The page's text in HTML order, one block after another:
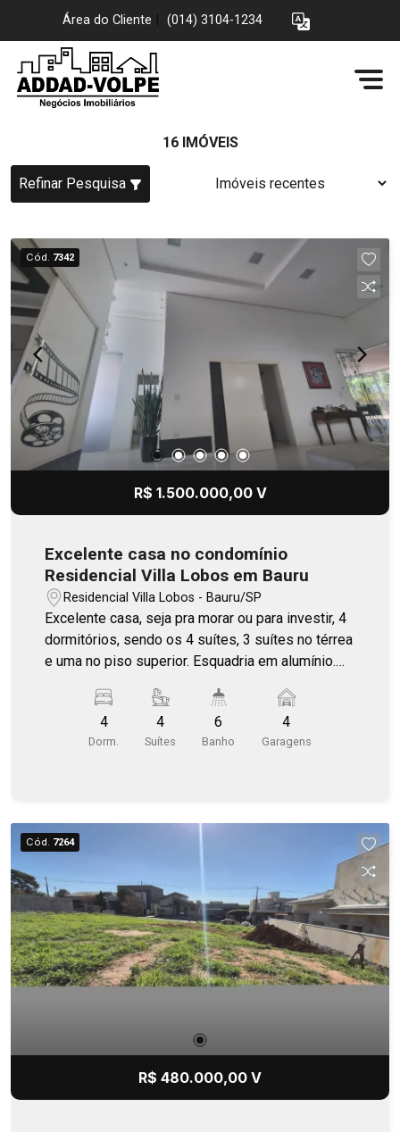
Área do Cliente (014) 3104-1234
16 IMÓVEIS
Refinar Pesquisa
Cód. 7342
R$ 1.500.000,00 V
Excelente casa no condomínio
Residencial Villa Lobos em Bauru
Residencial Villa Lobos - Bauru/SP
Excelente casa, seja pra morar ou para investir, 4
dormitórios, sendo os 4 suítes, 3 suítes no térrea
e uma no piso superior. Esquadria em alumínio.
4,5 metros. Completa em armários e ar
condicionado. Iluminação em Led na casa e no
paisagismo.
4
Dorm.
4
Suítes
6
Banho
4
Garagens
Cód. 7264
R$ 480.000,00 V